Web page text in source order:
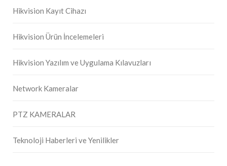
Hikvision Kayıt Cihazı
Hikvision Ürün İncelemeleri
Hikvision Yazılım ve Uygulama Kılavuzları
Network Kameralar
PTZ KAMERALAR
Teknoloji Haberleri ve Yenilikler